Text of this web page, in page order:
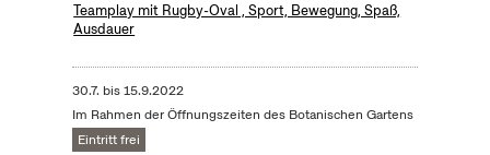
Teamplay mit Rugby-Oval , Sport, Bewegung, Spaß,
Ausdauer
30.7. bis15.9.2022
Im Rahmen der Öffnungszeiten des Botanischen Gartens
Eintritt frei